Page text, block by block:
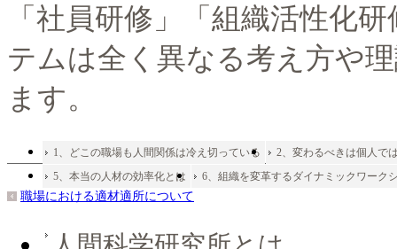
「社員研修」「組織活性化
テムは全く異なる考え方や
ます。
1、どこの職場も人間関係は冷え切っている
2、変わるべきは個人で
5、本当の人材の効率化とは
6、組織を変革するダイナミックワーク
職場における適材適所について